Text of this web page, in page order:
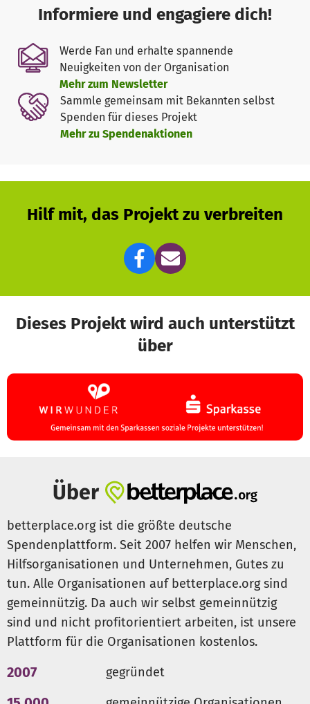
Das Hauptaugenmerk wird in den Bereichen der
Personensuche und der Lageerkundung liegen.
Weitere Bereiche sind jedoch auch:
-Detektion von Glutnestern bei Bränden
-Lagedarstellung und Dokumentation
-Unterstützung bei Großveranstaltungen unter anderem
durch Personenlenkung.
Informiere und engagiere dich!
Werde Fan und erhalte spannende
Neuigkeiten von der Organisation
Mehr zum Newsletter
Sammle gemeinsam mit Bekannten selbst
Spenden für dieses Projekt
Mehr zu Spendenaktionen
Hilf mit, das Projekt zu verbreiten
Dieses Projekt wird auch unterstützt
über
Über
betterplace.org ist die größte deutsche
Spendenplattform. Seit 2007 helfen wir Menschen,
Hilfsorganisationen und Unternehmen, Gutes zu
tun. Alle Organisationen auf betterplace.org sind
gemeinnützig. Da auch wir selbst gemeinnützig
sind und nicht profitorientiert arbeiten, ist unsere
Plattform für die Organisationen kostenlos.
2007 gegründet